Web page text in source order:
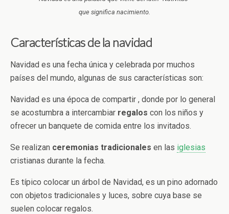
que significa nacimiento.
Características de la navidad
Navidad es una fecha única y celebrada por muchos
países del mundo, algunas de sus características son:
Navidad es una época de compartir , donde por lo general
se acostumbra a intercambiar regalos con los niños y
ofrecer un banquete de comida entre los invitados.
Se realizan ceremonias tradicionales en las iglesias
cristianas durante la fecha.
Es típico colocar un árbol de Navidad, es un pino adornado
con objetos tradicionales y luces, sobre cuya base se
suelen colocar regalos.